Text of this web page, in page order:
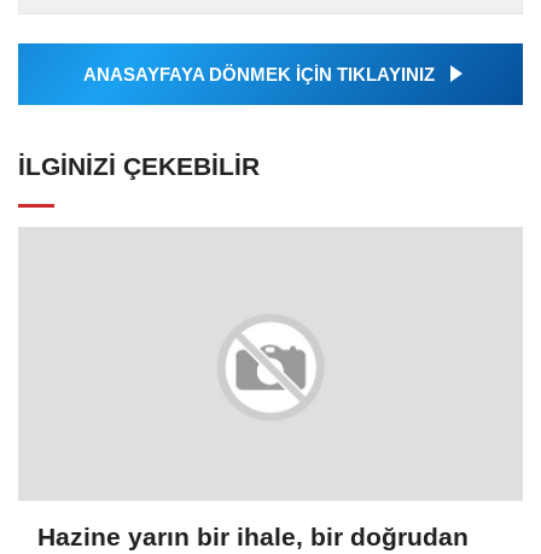
Ajansı tarafından...
ANASAYFAYA DÖNMEK İÇİN TIKLAYINIZ
İLGINIZI ÇEKEBILIR
Hazine yarın bir ihale, bir doğrudan